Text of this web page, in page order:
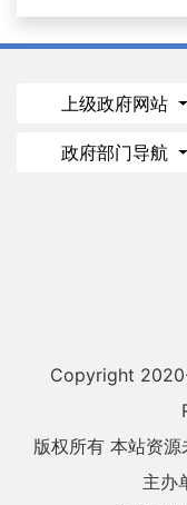
上级政府网站
政府部门导航
Copyright
版权所有 本站资
主办